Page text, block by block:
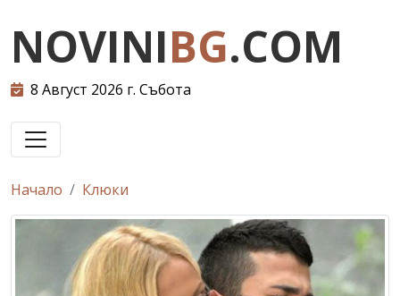
NOVINIBG.COM
8 Август 2026 г. Събота
Начало Клюки